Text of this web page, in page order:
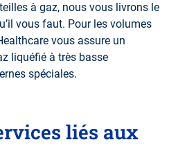
à gaz, nous vous livrons le
vous faut. Pour les volumes
vous assure un
liquéfié à très basse
spéciales.
liés aux